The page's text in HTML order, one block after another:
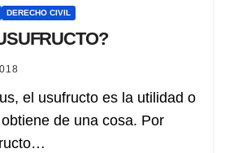
DERECHO CIVIL
el usufructo es la utilidad o
de una cosa. Por